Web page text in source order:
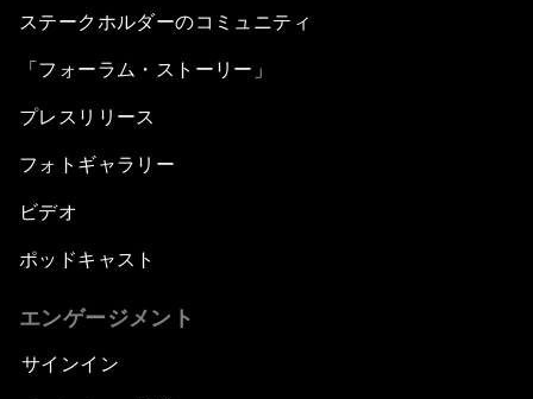
ステークホルダーのコミュニティ
「フォーラム・ストーリー」
プレスリリース
フォトギャラリー
ビデオ
ポッドキャスト
エンゲージメント
サインイン